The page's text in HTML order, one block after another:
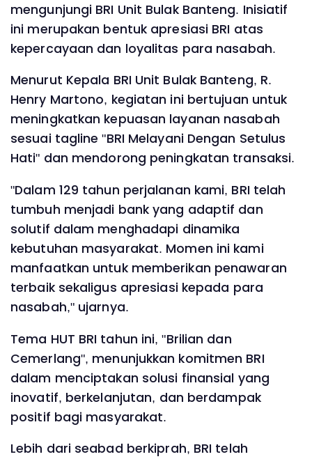
mengunjungi BRI Unit Bulak Banteng. Inisiatif
ini merupakan bentuk apresiasi BRI atas
kepercayaan dan loyalitas para nasabah.
Menurut Kepala BRI Unit Bulak Banteng, R.
Henry Martono, kegiatan ini bertujuan untuk
meningkatkan kepuasan layanan nasabah
sesuai tagline "BRI Melayani Dengan Setulus
Hati" dan mendorong peningkatan transaksi.
"Dalam 129 tahun perjalanan kami, BRI telah
tumbuh menjadi bank yang adaptif dan
solutif dalam menghadapi dinamika
kebutuhan masyarakat. Momen ini kami
manfaatkan untuk memberikan penawaran
terbaik sekaligus apresiasi kepada para
nasabah," ujarnya.
Tema HUT BRI tahun ini, "Brilian dan
Cemerlang", menunjukkan komitmen BRI
dalam menciptakan solusi finansial yang
inovatif, berkelanjutan, dan berdampak
positif bagi masyarakat.
Lebih dari seabad berkiprah, BRI telah